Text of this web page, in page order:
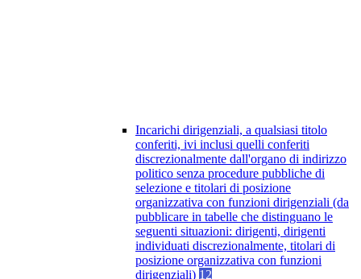
Incarichi dirigenziali, a qualsiasi titolo
conferiti, ivi inclusi quelli conferiti
discrezionalmente dall'organo di indirizzo
politico senza procedure pubbliche di
selezione e titolari di posizione
organizzativa con funzioni dirigenziali (da
pubblicare in tabelle che distinguano le
seguenti situazioni: dirigenti, dirigenti
individuati discrezionalmente, titolari di
posizione organizzativa con funzioni
dirigenziali) 12